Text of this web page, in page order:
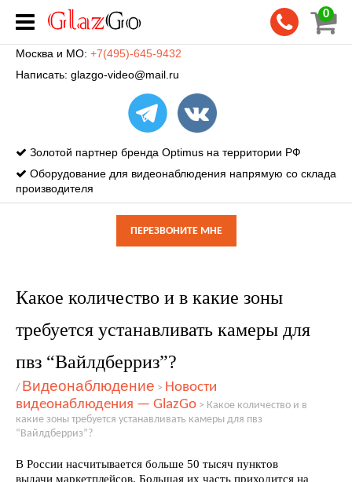
0
Москва и МО: +7(495)-645-9432
Написать: glazgo-video@mail.ru
Золотой партнер бренда Optimus на территории РФ
Оборудование для видеонаблюдения напрямую со склада
производителя
ПЕРЕЗВОНИТЕ МНЕ
Какое количество и в какие зоны
требуется устанавливать камеры для
пвз “Вайлдберриз”?
/ Видеонаблюдение > Новости
видеонаблюдения — GlazGo > Какое количество и в
какие зоны требуется устанавливать камеры для пвз
“Вайлдберриз”?
В России насчитывается больше 50 тысяч пунктов
выдачи маркетплейсов. Большая их часть приходится на